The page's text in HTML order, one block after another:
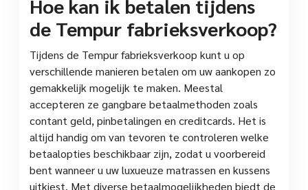
Hoe kan ik betalen tijdens
de Tempur fabrieksverkoop?
Tijdens de Tempur fabrieksverkoop kunt u op
verschillende manieren betalen om uw aankopen zo
gemakkelijk mogelijk te maken. Meestal
accepteren ze gangbare betaalmethoden zoals
contant geld, pinbetalingen en creditcards. Het is
altijd handig om van tevoren te controleren welke
betaalopties beschikbaar zijn, zodat u voorbereid
bent wanneer u uw luxueuze matrassen en kussens
uitkiest. Met diverse betaalmogelijkheden biedt de